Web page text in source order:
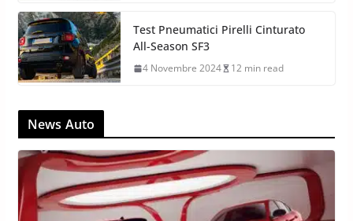
Test Pneumatici Pirelli Cinturato
All-Season SF3
4 Novembre 2024 12 min read
News Auto